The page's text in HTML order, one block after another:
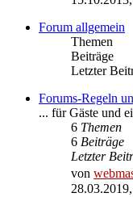
Forum allgemein
Themen
Beiträge
Letzter
Forums-Regeln
... für Gäste und
6 Themen
6 Beiträge
Letzter
von